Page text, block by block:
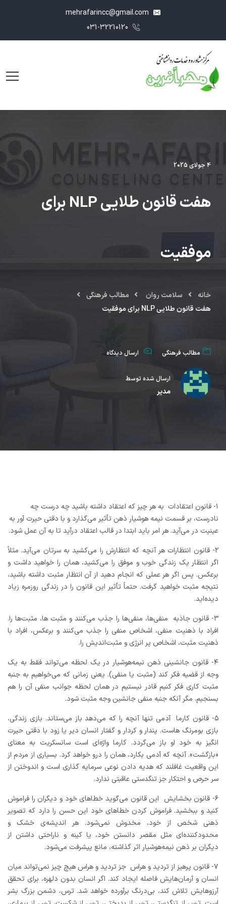
4 جولای 2025
هفت قانون طلایی NLP برای
موفقیت
خانه سلامت روان
مطالب فرهنگی
هفت قانون طلایی NLP برای موفقیت
مطالب فرهنگی ارسال دیدگاه
ارسال شده توسط
مدیر
۱- قانون اعتقادات
به هر چیز که اعتقاد داشته باشید چه درست چه
نادرست، بر قسمت نیمه‌ هوشیار ذهن تأثیر می‌گذارد و با دقتی حیرت آور به
عینیت در می‌آید. هر امر باید ابتدا در قالب اعتقاد درآید تا به آن عمل شود.
۲- قانون انتظارات
هر آنچه که انتظارش را می‌کشید به سرتان می‌آید. مثلاً
اگر انتظار یک زندگی خوب و موفق را می‌کشید، همان را خواهید داشت و
برعکس. پس اگر هر عملی که انجام دهید از آن انتظار مثبت داشته باشید،
نتیجه مثبت خواهید گرفت. حتماً تأثیر این قانون را در زندگی روزمره زیاد
دیده‌اید.
۳- قانون جاذبه
منفی‌ها، منفی‌‌ها را جذب می‌کنند و مثبت ها، مثبت‌‌ها را.
افراد با ذهنیت منفی، اشخاص منفی را جذب می‌کنند و برعکس، افراد با
ذهنیت مثبت، اشخاص پر انرژی و مثبت‌اندیش را.
۴- قانون جانشینی
ذهن نیمه‌هوشیار در یک لحظه می‌تواند فقط به یک
وجه از قضیه فکر کند (مثبت یا منفی). یعنی زمانی که می‌خواهیم به جنبه
مثبت کاری فکر کنیم قادر نیستیم در همان لحظه جوانب منفی آن را هم
بسنجیم. مگر آنکه جنبه منفی جانشین وجه مثبت شود.
۵- قانون کارما
آدمی تنها آنچه را که می‌دهد باز می‌ستاند. بازی زندگی،
بازی بومرنگ هاست. پندار و کردار و گفتار انسان دیر یا زود با دقتی حیرت
انگیز به خود او باز می‌گردد. کارما واژه‌ای است سانسکریت به معنای
«بازگشت». آنچه که آدمی بکارد، همان را درو خواهد کرد. بسیاری از مردم از
این واقعیت غافلند که هدیه دادن نوعی سرمایه گذاری است و اندوختن از
سر حرص و احتکار جز تنگدستی عاقبتی ندارد.
۶- قانون بخشایش
این قانون می‌گوید خطا‌‌های خود و دیگران را فراموش
کنید و ببخشید. فراموش کردن خطا‌‌های خود این حسن را دارد که تصویر
ذهنی شخص از خود، مخدوش نمی‌شود. هر اندیشه‌ی خشک و
محدود‌کننده‌ای مثل مقصر دانستن خود، یا کینه و ناراحتی داشتن از
دیگران بر ذهن نیمه‌هوشیار اثر گذاشته، مانع پیشرفت می‌شود.
۷- قانون پرهیز از تردید و هراس
جز تردید و هراس هیچ چیز نمی‌تواند میان
انسان و آرمان‌‌هایش فاصله ایجاد کند. اگر انسان بدون دلهره، برای تحقق
آرزو‌هایش تلاش کند، بی‌درنگ برآورده خواهد شد. ترس، دشمن بزرگ بشر